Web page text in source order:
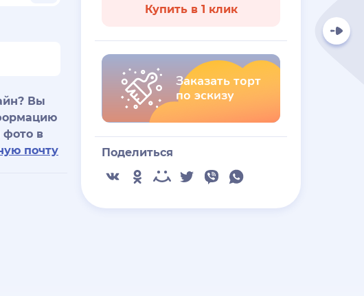
Вы
фото в
почту
Купить в 1 клик
Заказать торт
по эскизу
Поделиться